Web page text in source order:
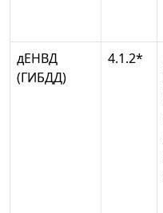
дЕНВД
(ГИБДД)
4.1.2*